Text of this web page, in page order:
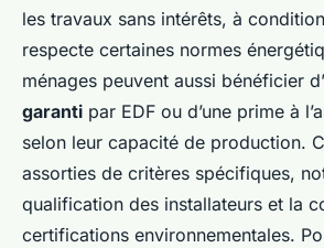
les travaux sans intérêts, à
respecte certaines normes
ménages peuvent aussi bénéficier
garanti par EDF ou d’une prime à
selon leur capacité de production.
assorties de critères spécifiques,
qualification des installateurs et la
certifications environnementales.